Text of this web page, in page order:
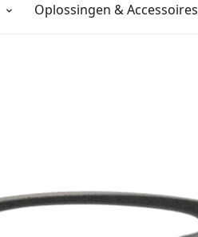
Oplossingen & Accessoires